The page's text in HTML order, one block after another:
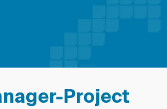
Project